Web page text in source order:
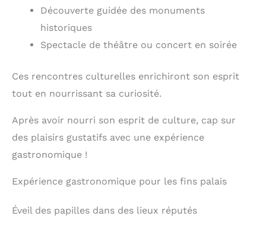
Découverte guidée des monuments
historiques
Spectacle de théâtre ou concert en soirée
Ces rencontres culturelles enrichiront son esprit
tout en nourrissant sa curiosité.
Après avoir nourri son esprit de culture, cap sur
des plaisirs gustatifs avec une expérience
gastronomique !
Expérience gastronomique pour les fins palais
Éveil des papilles dans des lieux réputés